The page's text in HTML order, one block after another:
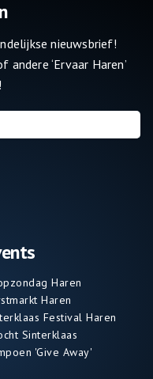
Haren
Haren
Festival Haren
Sinterklaas
'Give Away'
nieuwsbrief!
‘Ervaar Haren’